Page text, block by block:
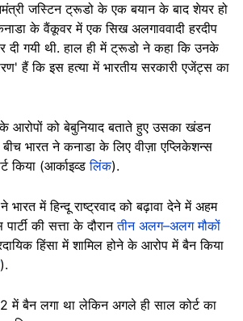
जस्टिन ट्रूडो के एक बयान के बाद शेयर हो
के वैंकूवर में एक सिख अलगाववादी हरदीप
दी गयी थी. हाल ही में ट्रूडो ने कहा कि उनके
हैं कि इस हत्या में भारतीय सरकारी एजेंट्स का
आरोपों को बेबुनियाद बताते हुए उसका खंडन
भारत ने कनाडा के लिए वीज़ा एप्लिकेशन्स
किया (आर्काइव्डलिंक).
में हिन्दू राष्ट्रवाद को बढ़ावा देने में अहम
की सत्ता के दौरानतीन अलग–अलग मौकों
हिंसा में शामिल होने के आरोप में बैन किया
).
में बैन लगा था लेकिन अगले ही साल कोर्ट का